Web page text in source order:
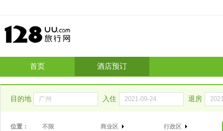
首页 酒店预订
目的地 入住 退房
位置： 不限 商业区 行政区